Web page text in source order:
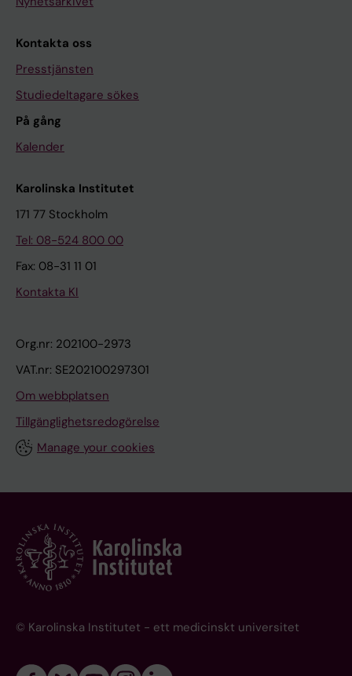
Kontakta oss
Presstjänsten
Studiedeltagare sökes
På gång
Kalender
Karolinska Institutet
171 77 Stockholm
Tel: 08-524 800 00
Fax: 08-31 11 01
Kontakta KI
Org.nr: 202100-2973
VAT.nr: SE202100297301
Om webbplatsen
Tillgänglighetsredogörelse
Manage your cookies
© Karolinska Institutet - ett medicinskt universitet